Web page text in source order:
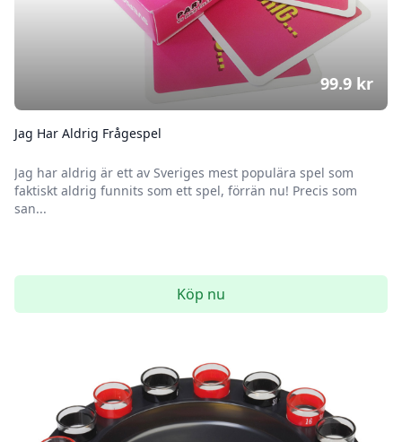
Jag Har Aldrig Frågespel
Jag har aldrig är ett av Sveriges mest populära spel som
faktiskt aldrig funnits som ett spel, förrän nu! Precis som
san...
99.9 kr
Köp nu